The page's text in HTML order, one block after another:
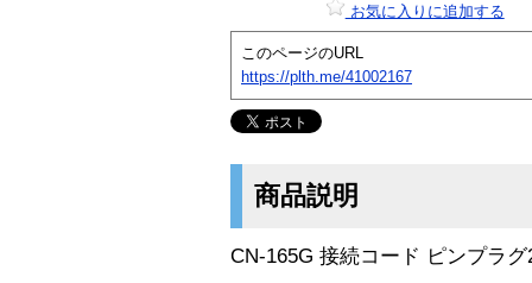
お気に入りに追加する
このページのURL
https://plth.me/41002167
商品説明
CN-165G 接続コード ピンプラ